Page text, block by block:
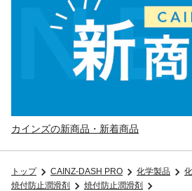
カインズの新商品・新着商品
トップ CAINZ-DASH PRO 化学製品
焼付防止潤滑剤
焼付防止潤滑剤